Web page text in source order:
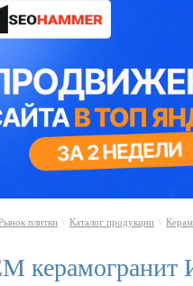
плитки \ Каталог продукции \
керамогранит